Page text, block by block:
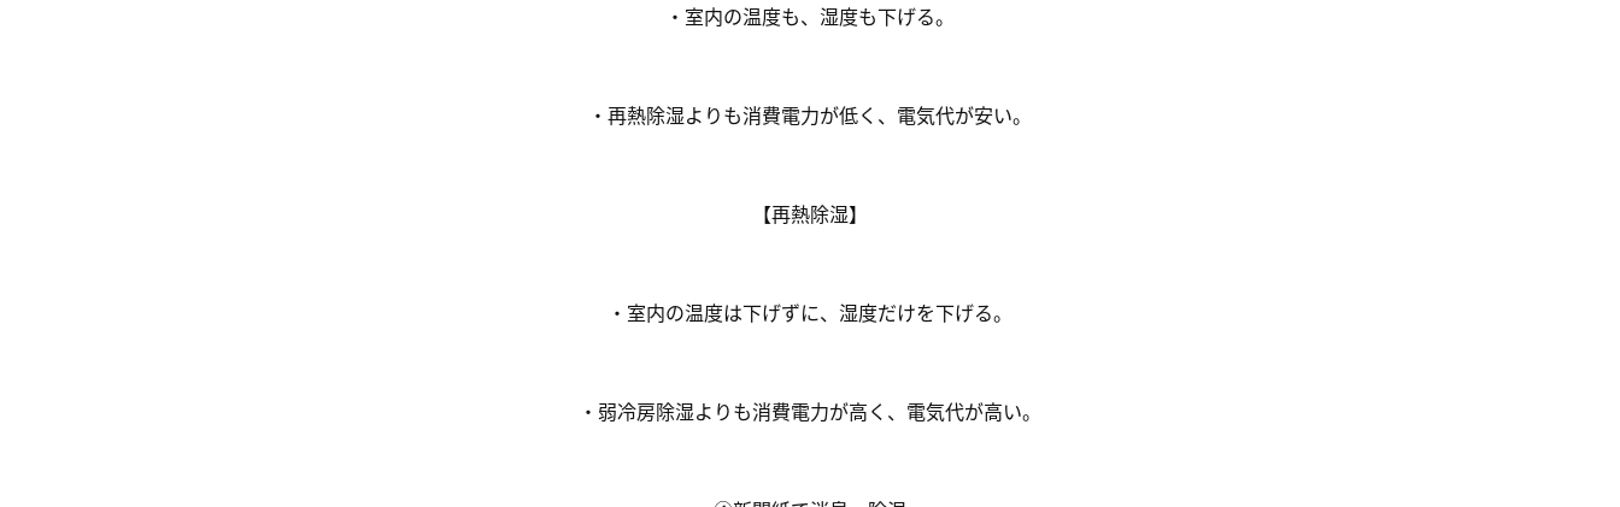
・室内の温度も、湿度も下げる。
・再熱除湿よりも消費電力が低く、 電気代が安い。
【再熱除湿】
・室内の温度は下げずに、 湿度だけを下げる。
・弱冷房除湿よりも消費電力が高く、 電気代が高い。